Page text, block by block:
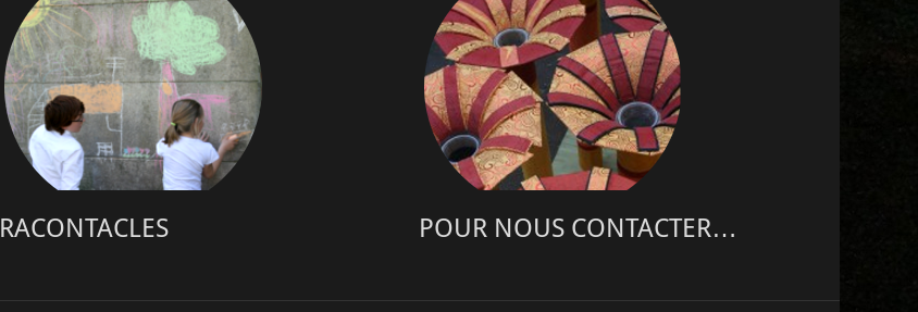
RACONTACLES POUR NOUS CONTACTER…